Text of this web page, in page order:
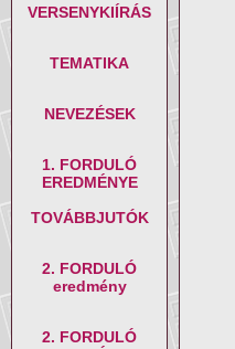
VERSENYKIÍRÁS
TEMATIKA
NEVEZÉSEK
1. FORDULÓ
EREDMÉNYE
TOVÁBBJUTÓK
2. FORDULÓ
eredmény
2. FORDULÓ